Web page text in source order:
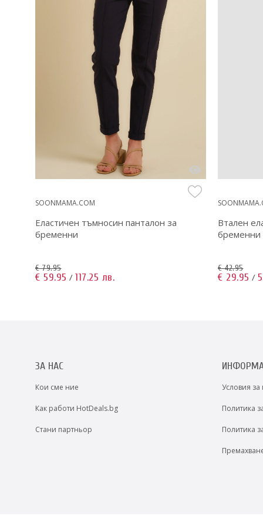
SOONMAMA.COM
Еластичен тъмносин панталон за
бременни
€ 79.95
€ 59.95 / 117.25 лв.
Втален
бременни
€ 42.95
€ 29.95 /
ЗА НАС
Кои сме ние
Как работи HotDeals.bg
Стани партньор
Условия за
Политика
Политика